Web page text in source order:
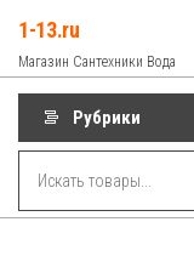
содержимому
1-13.ru
Магазин Сантехники Вода
Рубрики